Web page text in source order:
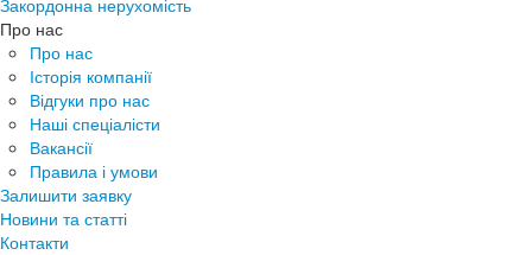
Про нас
Про нас
Історія компанії
Відгуки про нас
Наші спеціалісти
Вакансії
Правила і умови
Залишити заявку
Новини та статті
Контакти